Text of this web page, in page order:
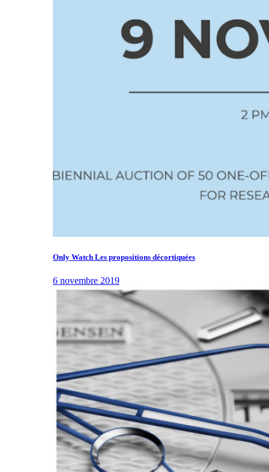
Only Watch Les propositions décortiquées
6 novembre 2019